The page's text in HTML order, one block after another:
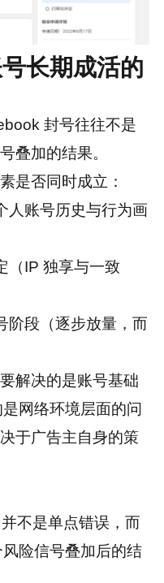
长期成活的
封号往往不是
叠加的结果。
是否同时成立：
人账号历史与行为画
（IP 独享与一致
阶段（逐步放量，而
解决的是账号基础
网络环境层面的问
于广告主自身的策
不是单点错误，而
险信号叠加后的结